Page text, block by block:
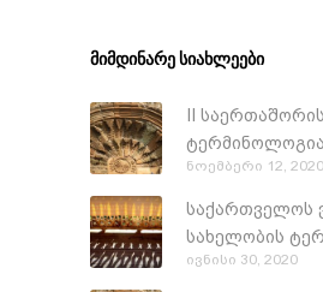
Მიმდინარე Სიახლეები
II
ტერმინოლოგია
და
ნოემბერი 12, 2020
საქართველოს
სახელობის
ასოციაცია
ივნისი 30, 2020